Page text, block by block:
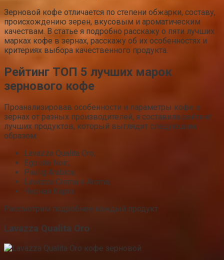
Зерновой кофе отличается по степени обжарки, составу,
происхождению зерен, вкусовым и ароматическим
качествам. В статье я подробно расскажу о пяти лучших
марках кофе в зернах, расскажу об их особенностях и
критериях выбора качественного продукта.
Рейтинг ТОП 5 лучших марок
зернового кофе
Проанализировав особенности и параметры кофе в
зернах от разных производителей, я составила рейтинг
лучших продуктов, который выглядит следующим
образом:
Lavazza Qualita Oro;
Egoiste Noir;
Paulig Arabica;
Lavazza Crema e Aroma;
Черная Карта.
Рассмотрим подробнее каждый продукт.
Lavazza Qualita Oro